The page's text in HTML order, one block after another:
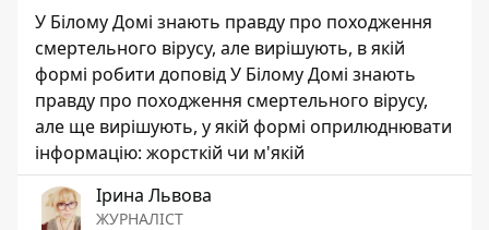
У Білому Домі знають правду про походження
смертельного вірусу, але вирішують, в якій
формі робити доповід У Білому Домі знають
правду про походження смертельного вірусу,
але ще вирішують, у якій формі оприлюднювати
інформацію: жорсткій чи м'якій
Ірина Львова
ЖУРНАЛІСТ